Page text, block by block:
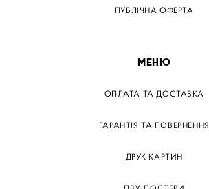
ПУБЛІЧНА ОФЕРТА
МЕНЮ
ОПЛАТА ТА ДОСТАВКА
ГАРАНТІЯ ТА ПОВЕРНЕННЯ
ДРУК КАРТИН